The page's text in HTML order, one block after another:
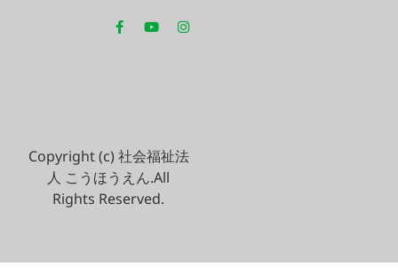
Copyright (c) 社会福祉法
人 こうほうえん.All
Rights Reserved.